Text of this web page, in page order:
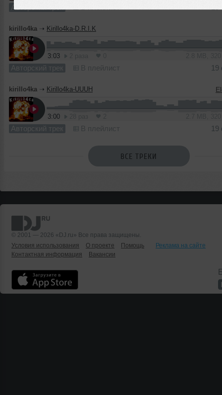
Авторский трек
kirillo4ka ➝ Kirillo4ka-D.R.I.K
3:03
Авторский трек В плейлист 19
kirillo4ka ➝ Kirillo4ka-UUUH
3:00
Авторский трек В плейлист 19
ВСЕ ТРЕКИ
© 2001 — 2026 «DJ.ru» Все права защищены.
Условия использования
О проекте Помощь
Реклама на сайте
Контактная информация
Вакансии